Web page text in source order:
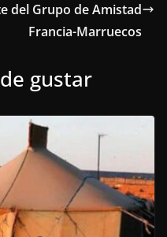
del Grupo de Amistad
Francia-Marruecos
gustar